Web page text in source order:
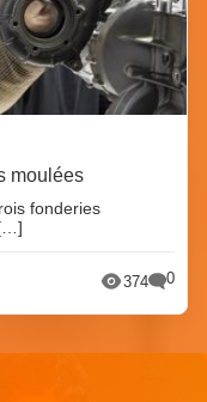
moulées
fonderies
374 0